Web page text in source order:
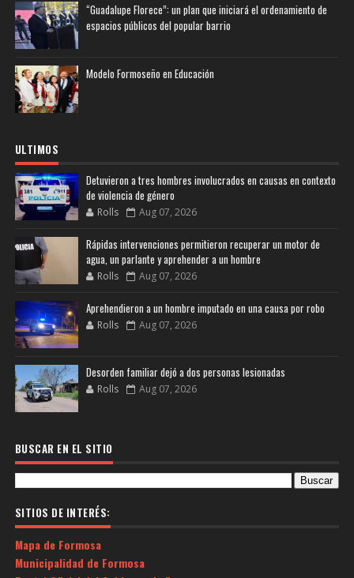
“Guadalupe Florece”: un plan que iniciará el ordenamiento de
espacios públicos del popular barrio
Modelo Formoseño en Educación
ULTIMOS
Detuvieron a tres hombres involucrados en causas en contexto
de violencia de género
Rolls Aug 07, 2026
Rápidas intervenciones permitieron recuperar un motor de
agua, un parlante y aprehender a un hombre
Rolls Aug 07, 2026
Aprehendieron a un hombre imputado en una causa por robo
Rolls Aug 07, 2026
Desorden familiar dejó a dos personas lesionadas
Rolls Aug 07, 2026
BUSCAR EN EL SITIO
SITIOS DE INTERÉS:
Mapa de Formosa
Municipalidad de Formosa